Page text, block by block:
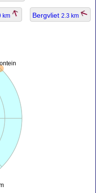
km Bergvliet 2.3 km